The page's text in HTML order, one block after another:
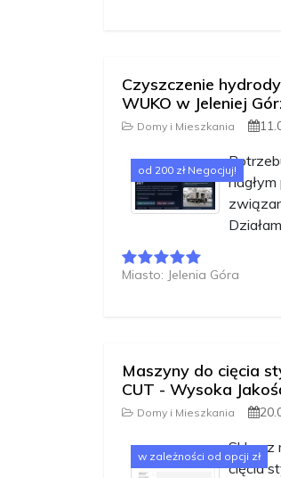
Czyszczenie
WUKO w Jeleniej
Domy i Mieszkania
od 200 zł Negocjuj!
Miasto: Jelenia Góra
Maszyny do cięcia
CUT - Wysoka
Domy i Mieszkania
w zależności od opcji zł
Sklep z
cięcia